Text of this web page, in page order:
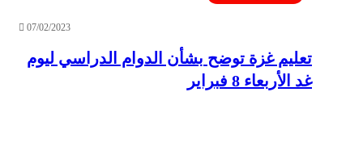
07/02/2023
تعليم غزة توضح بشأن الدوام الدراسي ليوم
غد الأربعاء 8 فبراير